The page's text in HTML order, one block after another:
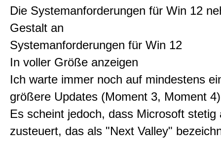
Die Systemanforderungen für Win 12
Gestalt an
Systemanforderungen für Win 12
In voller Größe anzeigen
Ich warte immer noch auf mindestens
größere Updates (Moment 3, Moment
Es scheint jedoch, dass Microsoft stetig
zusteuert, das als "Next Valley"